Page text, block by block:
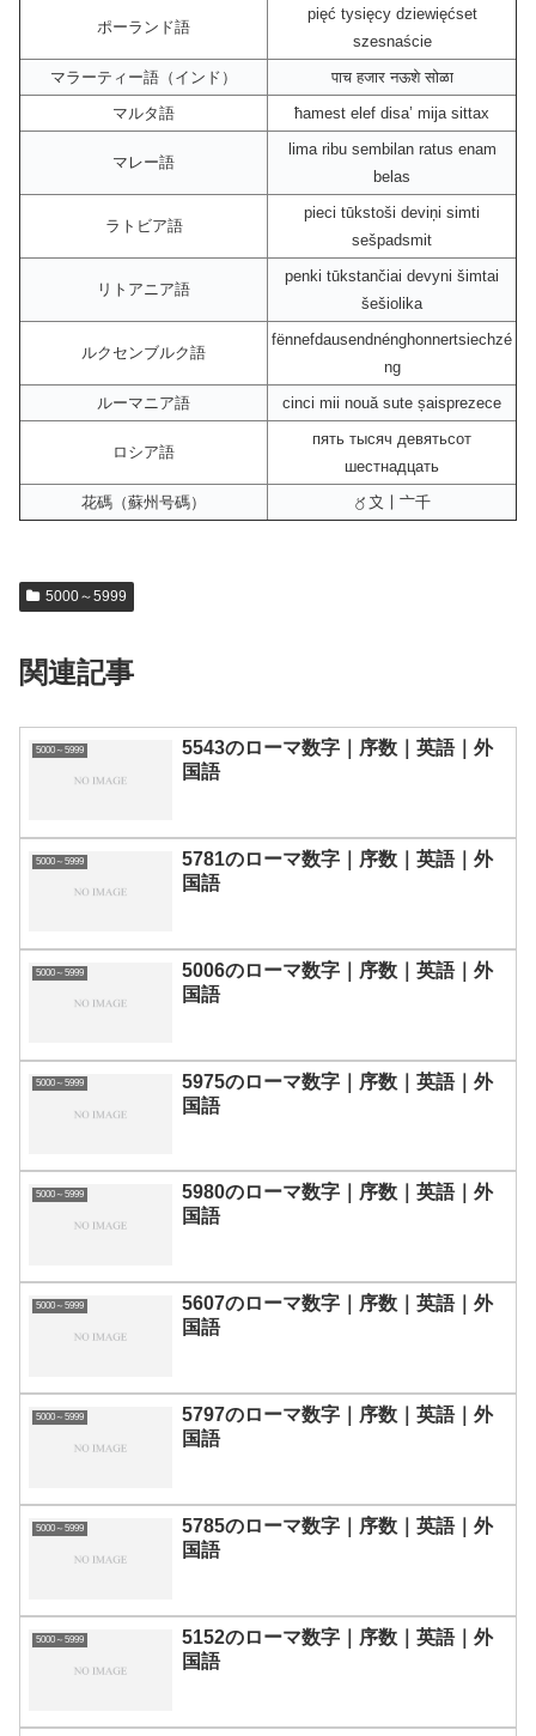
ポーランド語
pięć tysięcy dziewięćset
szesnaście
マラーティー語（インド）
पाच हजार नऊशे सोळा
マルタ語
ħamest elef disa’ mija sittax
マレー語
lima ribu sembilan ratus enam
belas
ラトビア語
pieci tūkstoši deviņi simti
sešpadsmit
リトアニア語
penki tūkstančiai devyni šimtai
šešiolika
ルクセンブルク語
fënnefdausendnénghonnertsiechzé
ng
ルーマニア語
cinci mii nouă sute șaisprezece
ロシア語
пять тысяч девятьсот
шестнадцать
花碼（蘇州号碼）
〥〩〡〦千
5000～5999
関連記事
5000～5999
5543のローマ数字｜序数｜英語｜外
国語
5000～5999
5781のローマ数字｜序数｜英語｜外
国語
5000～5999
5006のローマ数字｜序数｜英語｜外
国語
5000～5999
5975のローマ数字｜序数｜英語｜外
国語
5000～5999
5980のローマ数字｜序数｜英語｜外
国語
5000～5999
5607のローマ数字｜序数｜英語｜外
国語
5000～5999
5797のローマ数字｜序数｜英語｜外
国語
5000～5999
5785のローマ数字｜序数｜英語｜外
国語
5000～5999
5152のローマ数字｜序数｜英語｜外
国語